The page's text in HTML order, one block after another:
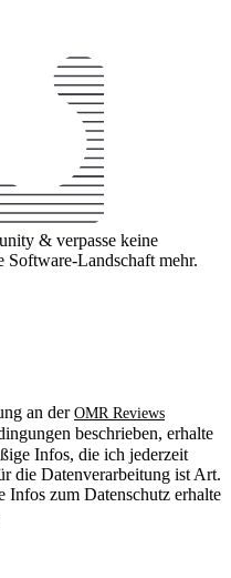
& verpasse keine
Landschaft mehr.
an derOMR Reviews
beschrieben, erhalte
Infos, die ich jederzeit
die Datenverarbeitung ist Art.
zum Datenschutz erhalte